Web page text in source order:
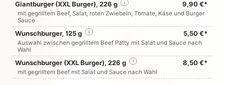
Giantburger (XXL Burger), 226 g 9,90 €*
i
mit gegrilltem Beef, Salat, roten Zwiebeln, Tomate, Käse und Burger
Sauce
Wunschburger, 125 g 5,50 €*
i
Auswahl zwischen gegrilltem Beef Patty mit Salat und Sauce nach
Wahl
Wunschburger (XXL Burger), 226 g 8,50 €*
i
mit gegrilltem Beef mit Salat und Sauce nach Wahl